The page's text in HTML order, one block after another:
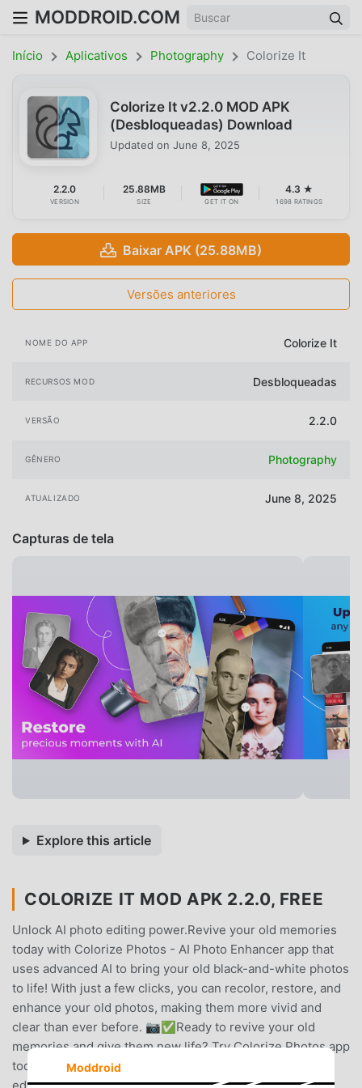
MODDROID.COM
Início Aplicativos Photography Colorize It
Colorize It v2.2.0 MOD APK
(Desbloqueadas) Download
Updated on June 8, 2025
2.2.0
VERSION
25.88MB
SIZE GET IT ON
4.3 ★
1698 RATINGS
Baixar APK (25.88MB)
Versões anteriores
NOME DO APP Colorize It
RECURSOS MOD Desbloqueadas
VERSÃO 2.2.0
GÊNERO Photography
ATUALIZADO June 8, 2025
Capturas de tela
Explore this article
COLORIZE IT MOD APK 2.2.0, FREE
Unlock AI photo editing power.Revive your old memories
today with Colorize Photos - AI Photo Enhancer app that
uses advanced AI to bring your old black-and-white photos
to life! With just a few clicks, you can recolor, restore, and
enhance your old photos, making them more vivid and
clear than ever before. 📷✅Ready to revive your old
memories and give them new life? Try Colorize Photos app
today and see the difference for yourself!Using cutting-
Moddroid